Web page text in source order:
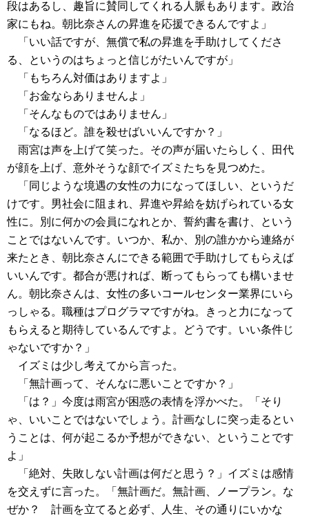
段はあるし、趣旨に賛同してくれる人脈もあります。政治
家にもね。朝比奈さんの昇進を応援できるんですよ」
「いい話ですが、無償で私の昇進を手助けしてくださ
る、というのはちょっと信じがたいんですが」
「もちろん対価はありますよ」
「お金ならありませんよ」
「そんなものではありません」
「なるほど。誰を殺せばいいんですか？」
雨宮は声を上げて笑った。その声が届いたらしく、田代
が顔を上げ、意外そうな顔でイズミたちを見つめた。
「同じような境遇の女性の力になってほしい、というだ
けです。男社会に阻まれ、昇進や昇給を妨げられている女
性に。別に何かの会員になれとか、誓約書を書け、という
ことではないんです。いつか、私か、別の誰かから連絡が
来たとき、朝比奈さんにできる範囲で手助けしてもらえば
いいんです。都合が悪ければ、断ってもらっても構いませ
ん。朝比奈さんは、女性の多いコールセンター業界にいら
っしゃる。職種はプログラマですがね。きっと力になって
もらえると期待しているんですよ。どうです。いい条件じ
ゃないですか？」
イズミは少し考えてから言った。
「無計画って、そんなに悪いことですか？」
「は？」今度は雨宮が困惑の表情を浮かべた。「そり
ゃ、いいことではないでしょう。計画なしに突っ走るとい
うことは、何が起こるか予想ができない、ということです
よ」
「絶対、失敗しない計画は何だと思う？」イズミは感情
を交えずに言った。「無計画だ。無計画、ノープラン。な
ぜか？ 計画を立てると必ず、人生、その通りにいかな